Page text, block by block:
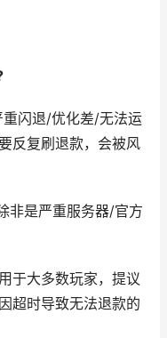
重闪退/优化差/无法运
反复刷退款，会被风
非是严重服务器/官方
于大多数玩家，提议
超时导致无法退款的